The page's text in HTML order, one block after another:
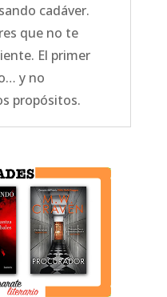
cadáver.
que no te
El primer
y no
propósitos.